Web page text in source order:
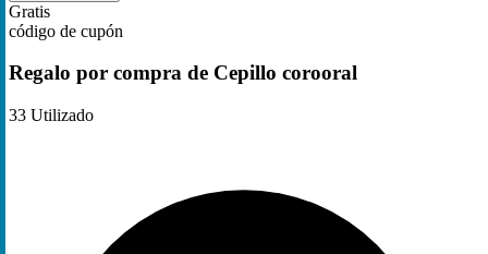
Gratis
código de cupón
Regalo por compra de Cepillo corooral
33 Utilizado